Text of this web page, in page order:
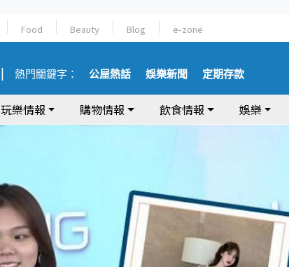
Food Beauty Blog e-zone
熱門關鍵字： 公屋熱話 娛樂新聞 定期存款
玩樂情報 購物情報 飲食情報 娛樂